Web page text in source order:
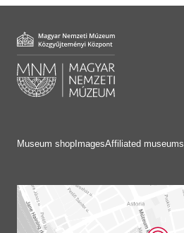
Museum shop ImagesAffiliated museums